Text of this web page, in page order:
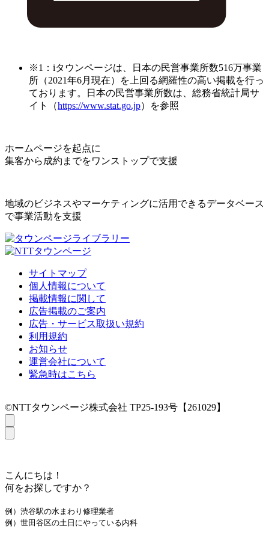
※1：iタウンページは、日本の民営事業所数516万事業
所（2021年6月現在）を上回る網羅性の高い掲載を行っ
ております。日本の民営事業所数は、総務省統計局サ
イト（https://www.stat.go.jp）を参照
ホームページを起点に
集客から成約までをワンストップで支援
地域のビジネスやマーケティングに活用できるデータベース
で事業活動を支援
サイトマップ
個人情報について
掲載情報に関して
広告掲載のご案内
広告・サービス取扱い規約
利用規約
お知らせ
運営会社について
緊急時はこちら
©NTTタウンページ株式会社 TP25-193号【261029】
こんにちは！
何をお探しですか？
例）渋谷駅の水まわり修理業者
例）世田谷区の土日にやっている内科